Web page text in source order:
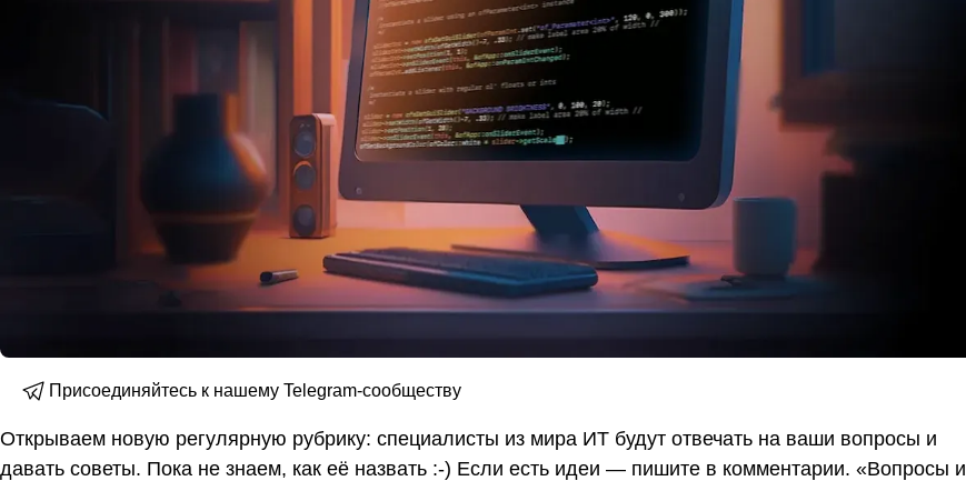
Присоединяйтесь к нашему Telegram-сообществу
Открываем новую регулярную рубрику: специалисты из мира ИТ будут отвечать на ваши вопросы и
давать советы. Пока не знаем, как её назвать :-) Если есть идеи — пишите в комментарии. «Вопросы и